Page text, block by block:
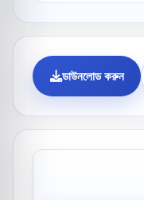
ডাউনলোড করুন